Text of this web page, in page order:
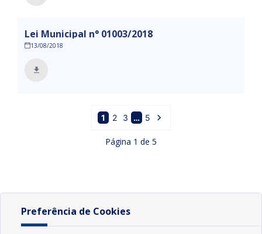
Lei Municipal n° 01003/2018
13/08/2018
1 2 3 … 5
Página 1 de 5
Preferência de Cookies